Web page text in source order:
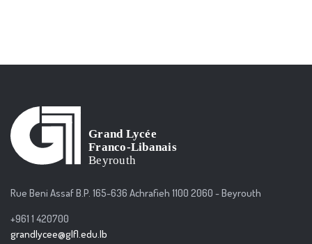
Rue Beni Assaf B.P. 165-636 Achrafieh 1100 2060 - Beyrouth
+961 1 420700
grandlycee@glfl.edu.lb